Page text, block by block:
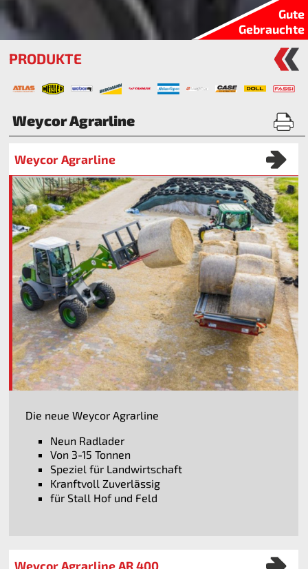
Gute
Gebrauchte
PRODUKTE
Weycor Agrarline
Weycor Agrarline
Die neue Weycor Agrarline
Neun Radlader
Von 3-15 Tonnen
Speziel für Landwirtschaft
Kranftvoll Zuverlässig
für Stall Hof und Feld
Weycor Agrarline AR 400